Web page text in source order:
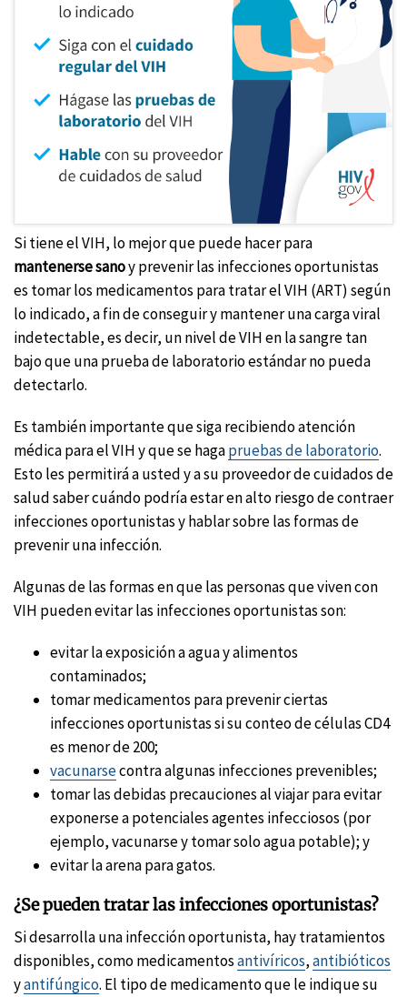
Si tiene el VIH, lo mejor que puede hacer para
mantenerse sanoy prevenir las infecciones oportunistas
es tomar los medicamentos para tratar el VIH (ART) según
lo indicado, a fin de conseguir y mantener una carga viral
indetectable, es decir, un nivel de VIH en la sangre tan
bajo que una prueba de laboratorio estándar no pueda
detectarlo.
Es también importante que siga recibiendo atención
médica para el VIH y que se hagapruebas de laboratorio.
Esto les permitirá a usted y a su proveedor de cuidados de
salud saber cuándo podría estar en alto riesgo de contraer
infecciones oportunistas y hablar sobre las formas de
prevenir una infección.
Algunas de las formas en que las personas que viven con
VIH pueden evitar las infecciones oportunistas son:
evitar la exposición a agua y alimentos
contaminados;
tomar medicamentos para prevenir ciertas
infecciones oportunistas si su conteo de células CD4
es menor de 200;
vacunarsecontra algunas infecciones prevenibles;
tomar las debidas precauciones al viajar para evitar
exponerse a potenciales agentes infecciosos (por
ejemplo, vacunarse y tomar solo agua potable); y
evitar la arena para gatos.
¿Se pueden tratar las infecciones oportunistas?
Si desarrolla una infección oportunista, hay tratamientos
disponibles, como medicamentosantivíricos,antibióticos
yantifúngico. El tipo de medicamento que le indique su